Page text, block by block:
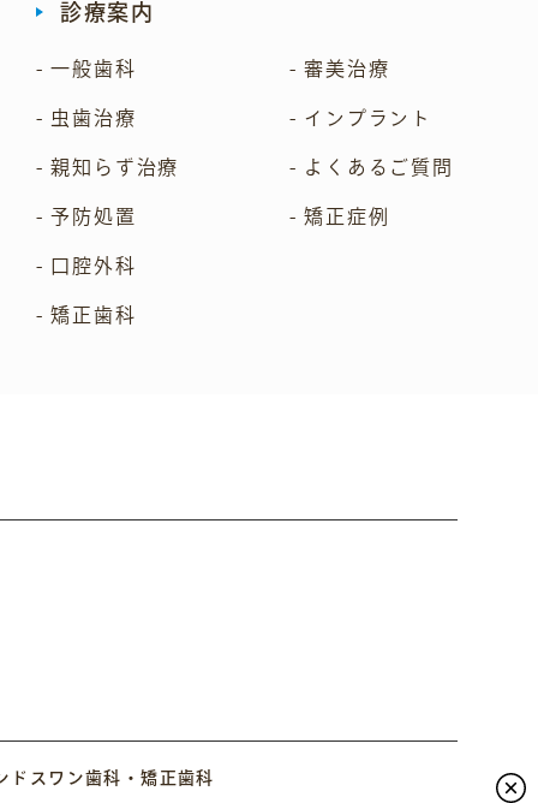
診療案内
- 一般歯科
- 虫歯治療
- 親知らず治療
- 予防処置
- 口腔外科
- 矯正歯科
- 審美治療
- インプラント
- よくあるご質問
- 矯正症例
ドスワン歯科・矯正歯科